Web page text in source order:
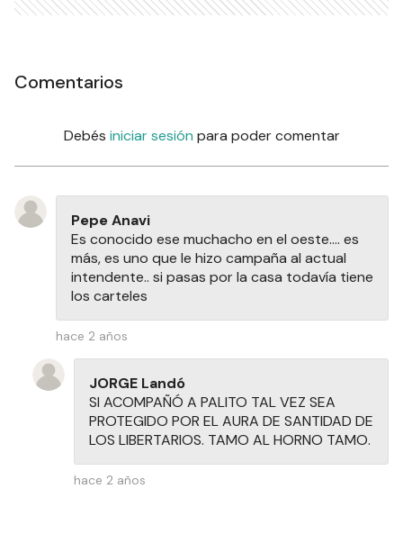
Comentarios
Debés iniciar sesión para poder comentar
Pepe Anavi
Es conocido ese muchacho en el oeste.... es
más, es uno que le hizo campaña al actual
intendente.. si pasas por la casa todavía tiene
los carteles
hace 2 años
JORGE Landó
SI ACOMPAÑÓ A PALITO TAL VEZ SEA
PROTEGIDO POR EL AURA DE SANTIDAD DE
LOS LIBERTARIOS. TAMO AL HORNO TAMO.
hace 2 años